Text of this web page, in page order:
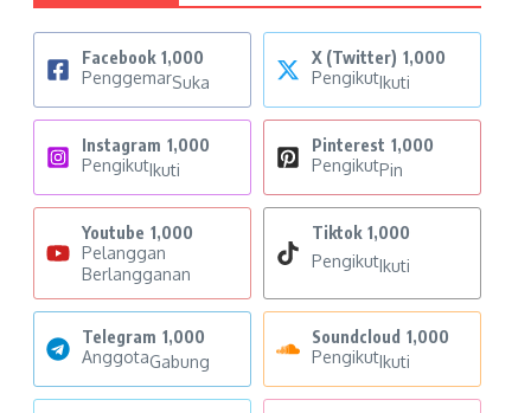
Facebook 1,000
PenggemarSuka
X (Twitter) 1,000
PengikutIkuti
Instagram 1,000
PengikutIkuti
Pinterest 1,000
PengikutPin
Youtube 1,000
Pelanggan
Berlangganan
Tiktok 1,000
PengikutIkuti
Telegram 1,000
AnggotaGabung
Soundcloud 1,000
PengikutIkuti